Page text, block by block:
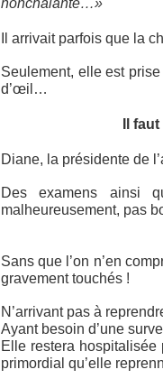
nonchalante…»
Il arrivait parfois que la
Seulement, elle est
d’œil…
Il
Diane, la présidente de
Des examens ainsi
malheureusement, pas
Sans que l’on n’en
gravement touchés !
N’arrivant pas à
Ayant besoin d’une
Elle restera
primordial qu’elle